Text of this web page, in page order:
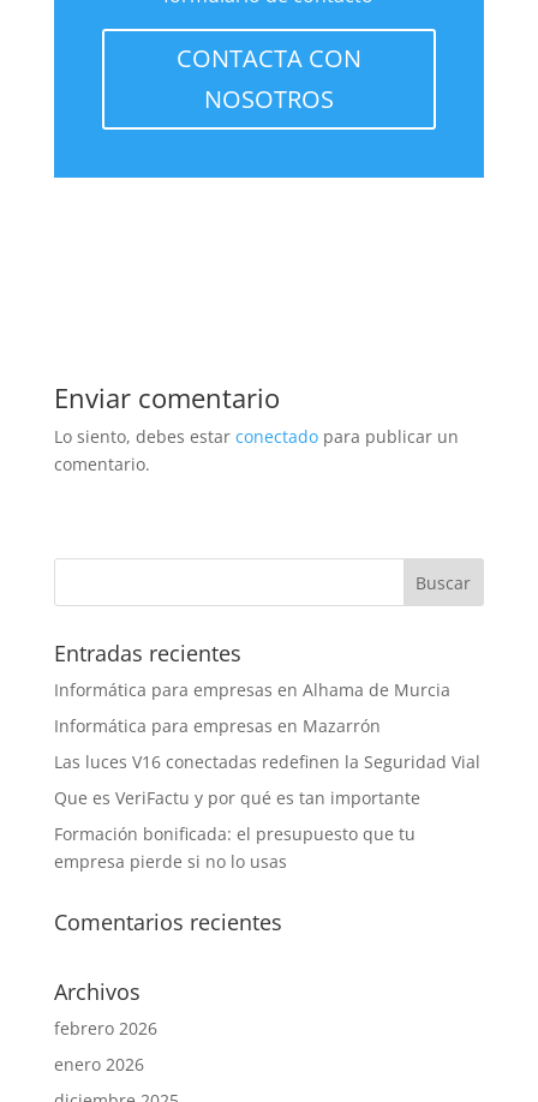
CONTACTA CON
NOSOTROS
Enviar comentario
Lo siento, debes estar conectadopara publicar un
comentario.
Entradas recientes
Informática para empresas en Alhama de Murcia
Informática para empresas en Mazarrón
Las luces V16 conectadas redefinen la Seguridad Vial
Que es VeriFactu y por qué es tan importante
Formación bonificada: el presupuesto que tu
empresa pierde si no lo usas
Comentarios recientes
Archivos
febrero 2026
enero 2026